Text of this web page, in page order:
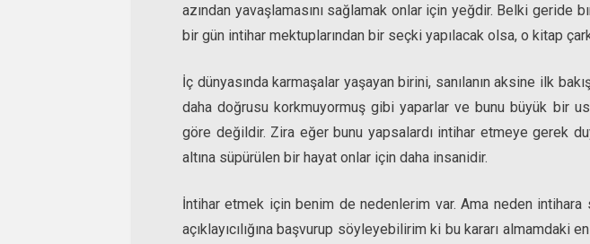
azından yavaşlamasını sağlamak onlar için yeğdir. Belki geride
bir gün intihar mektuplarından bir seçki yapılacak olsa, o kitap
İç dünyasında karmaşalar yaşayan birini, sanılanın aksine ilk
daha doğrusu korkmuyormuş gibi yaparlar ve bunu büyük bir
göre değildir. Zira eğer bunu yapsalardı intihar etmeye gerek
altına süpürülen bir hayat onlar için daha insanidir.
İntihar etmek için benim de nedenlerim var. Ama neden intihara
açıklayıcılığına başvurup söyleyebilirim ki bu kararı almamdaki